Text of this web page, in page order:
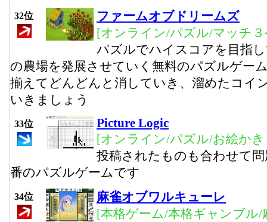
32位
ファームオブドリームズ
[オンライン/パズル/マッチ
パズルでハイスコアを目指
の農場を発展させていく無料のパズルゲー
揃えてどんどんと消していき、溜めたコイ
いきましょう
33位
Picture Logic
[オンライン/パズル/お絵か
投稿されたものも合わせて
番のパズルゲームです
34位
麻雀オブワルキューレ
[本格ゲーム/本格ギャンブル/